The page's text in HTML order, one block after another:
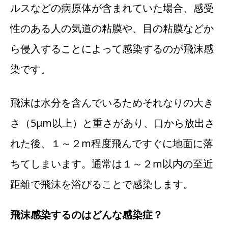
ルスなどの病原体が含まれていた場合、感受
性のある人の気道の粘膜や、目の粘膜などか
ら侵入することによって感染するのが飛沫感
染です。
飛沫は水分を含んでいるためそれなりの大き
さ（5μm以上）と重さがあり、口から放出さ
れた後、１～２m程度飛んですぐに地面に落
ちてしまいます。通常は１～２m以内の至近
距離で飛沫を浴びることで感染します。
飛沫感染するのはどんな感染症？